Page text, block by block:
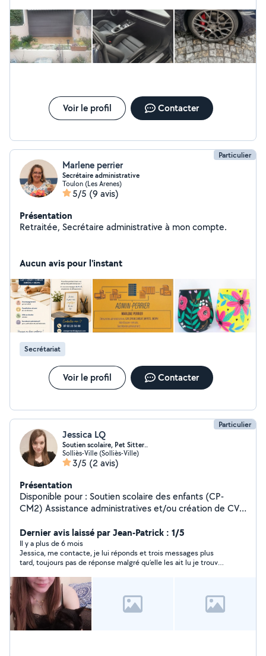
composants ( changement disque dur et ssd),
installation de ram - Formations aux outils bureautiques
et multimédia. Ménage : - Ménages - Nettoyage avec
shampouineuse canapé et tapis Garde d'animaux : -
Visite à votre domicile pour votre animal. Manutention :
sièges. Nettoyage extérieur - Diagnostique avec prise
OBD Carly. - Booster batterie Possibilité de louer du
matériel ( diable, shampouineuse, aspirateur cuve)
Voir le profil Contacter
Particulier
Marlene perrier
Secrétaire administrative
Toulon (Les Arenes)
5/5 (9 avis)
Présentation
Retraitée, Secrétaire administrative à mon compte.
Aucun avis pour l'instant
Secrétariat
Voir le profil Contacter
Particulier
Jessica LQ
Soutien scolaire, Pet Sitter..
Solliès-Ville (Solliès-Ville)
3/5 (2 avis)
Présentation
Disponible pour : Soutien scolaire des enfants (CP-
CM2) Assistance administratives et/ou création de CV.
audiovisuel : montages videos, photos Prestation chant :
Bande son instrumental ou chant + guitare accoustique
Aide maison : Repassage à mon domicile
Dernier avis laissé par Jean-Patrick : 1/5
Il y a plus de 6 mois
Jessica, me contacte, je lui réponds et trois messages plus
tard, toujours pas de réponse malgré qu’elle les ait lu je trouve